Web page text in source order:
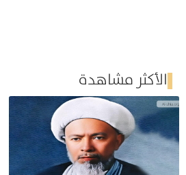
الأكثر مشاهدة